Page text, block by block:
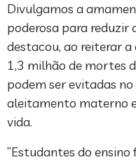
Divulgamos a
poderosa para
destacou, ao reiterar
1,3 milhão de mortes
podem ser evitadas
aleitamento materno
vida.
“Estudantes do